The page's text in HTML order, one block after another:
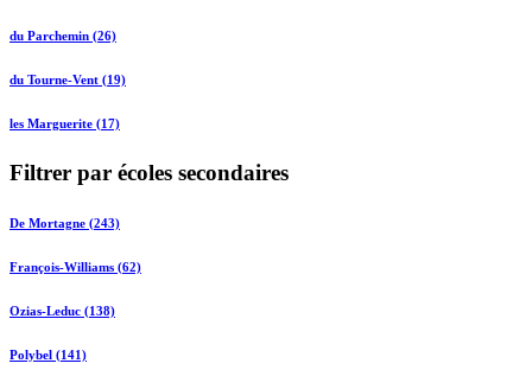
du Parchemin (26)
du Tourne-Vent (19)
les Marguerite (17)
Filtrer par écoles secondaires
De Mortagne (243)
François-Williams (62)
Ozias-Leduc (138)
Polybel (141)